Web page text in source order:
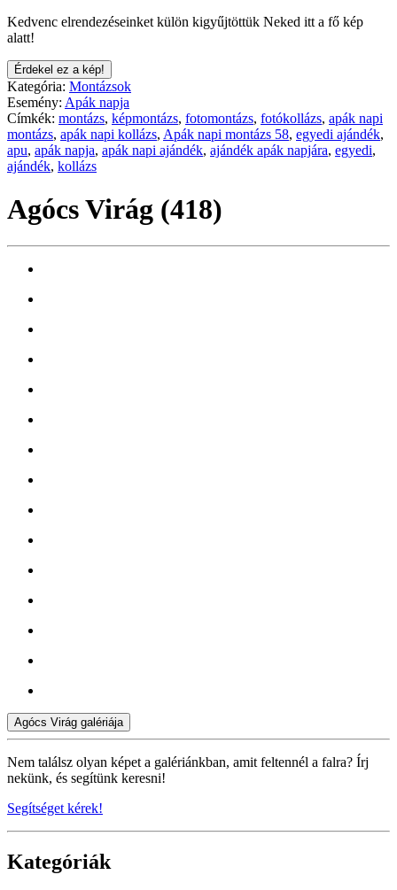
Kedvenc elrendezéseinket külön kigyűjtöttük Neked itt a fő kép
alatt!
Érdekel ez a kép!
Kategória: Montázsok
Esemény: Apák napja
Címkék: montázs, képmontázs, fotomontázs, fotókollázs, apák napi
montázs, apák napi kollázs, Apák napi montázs 58, egyedi ajándék,
apu, apák napja, apák napi ajándék, ajándék apák napjára, egyedi,
ajándék, kollázs
Agócs Virág (418)
Agócs Virág galériája
Nem találsz olyan képet a galériánkban, amit feltennél a falra? Írj
nekünk, és segítünk keresni!
Segítséget kérek!
Kategóriák